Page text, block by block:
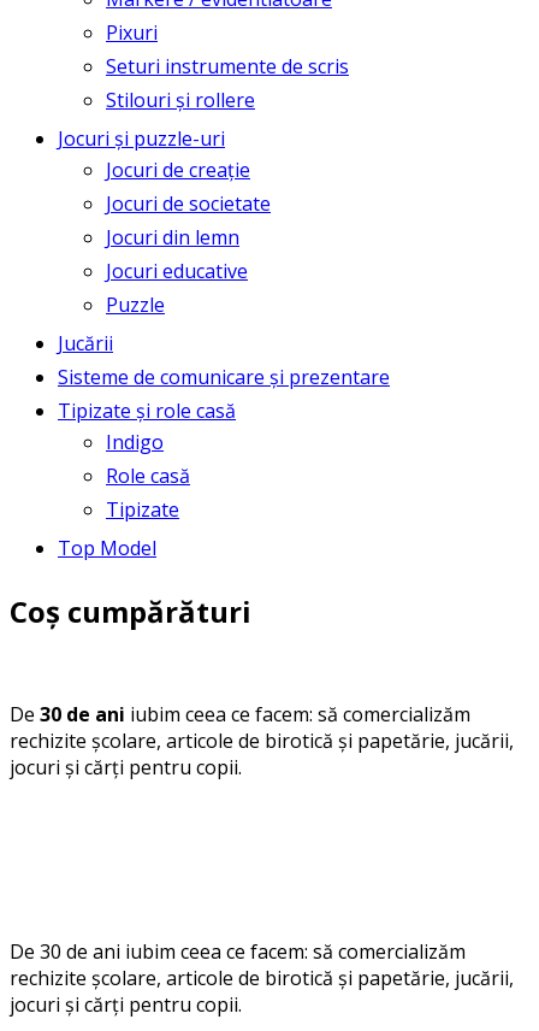
Pixuri
Seturi instrumente de scris
Stilouri și rollere
Jocuri și puzzle-uri
Jocuri de creație
Jocuri de societate
Jocuri din lemn
Jocuri educative
Puzzle
Jucării
Sisteme de comunicare și prezentare
Tipizate și role casă
Indigo
Role casă
Tipizate
Top Model
Coș cumpărături
De 30 de ani iubim ceea ce facem: să comercializăm
rechizite școlare, articole de birotică și papetărie, jucării,
jocuri și cărți pentru copii.
De 30 de ani iubim ceea ce facem: să comercializăm
rechizite școlare, articole de birotică și papetărie, jucării,
jocuri și cărți pentru copii.